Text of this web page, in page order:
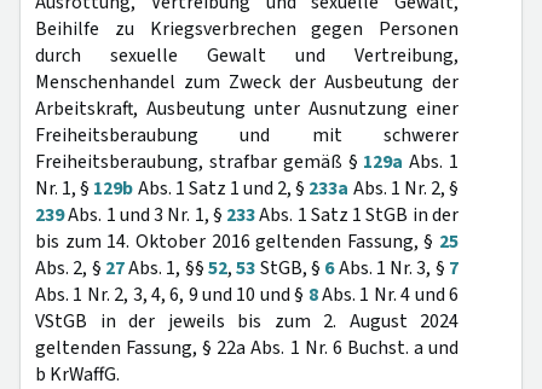
Beihilfe zu Kriegsverbrechen gegen Personen
durch sexuelle Gewalt und Vertreibung,
Menschenhandel zum Zweck der Ausbeutung der
Arbeitskraft, Ausbeutung unter Ausnutzung einer
Freiheitsberaubung und mit schwerer
Freiheitsberaubung, strafbar gemäß § 129a Abs. 1
Nr. 1, § 129bAbs. 1 Satz 1 und 2, § 233a Abs. 1 Nr. 2, §
239Abs. 1 und 3 Nr. 1, § 233Abs. 1 Satz 1 StGB in der
bis zum 14. Oktober 2016 geltenden Fassung, § 25
Abs. 2, § 27Abs. 1, §§52,53StGB, § 6Abs. 1 Nr. 3, § 7
Abs. 1 Nr. 2, 3, 4, 6, 9 und 10 und § 8Abs. 1 Nr. 4 und 6
VStGB in der jeweils bis zum 2. August 2024
geltenden Fassung, § 22a Abs. 1 Nr. 6 Buchst. a und
b KrWaffG.